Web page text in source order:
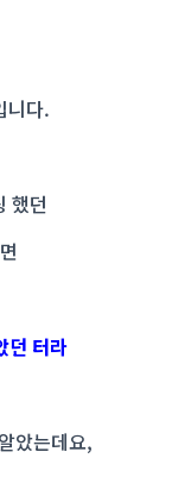
니다.
했던
던 터라
았는데요,